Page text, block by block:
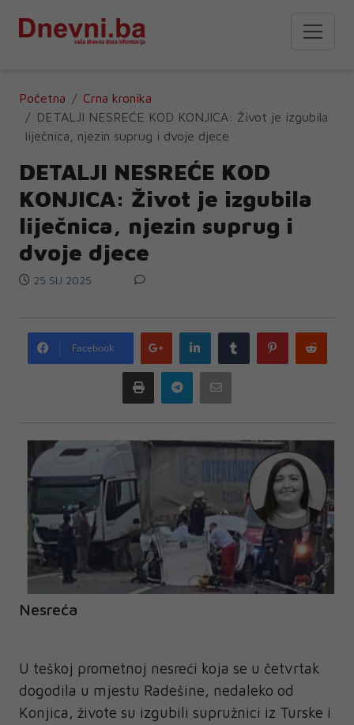
Početna
Crna kronika
DETALJI NESREĆE KOD KONJICA: Život je izgubila
liječnica, njezin suprug i dvoje djece
DETALJI NESREĆE KOD
KONJICA: Život je izgubila
liječnica, njezin suprug i
dvoje djece
25 SIJ 2025
Facebook
Google
plus
LinkedIn Tumblr Pinterest
Print Telegram
Nesreća
U teškoj prometnoj nesreći koja se u četvrtak
dogodila u mjestu Radešine, nedaleko od
Konjica, živote su izgubili supružnici iz Turske i